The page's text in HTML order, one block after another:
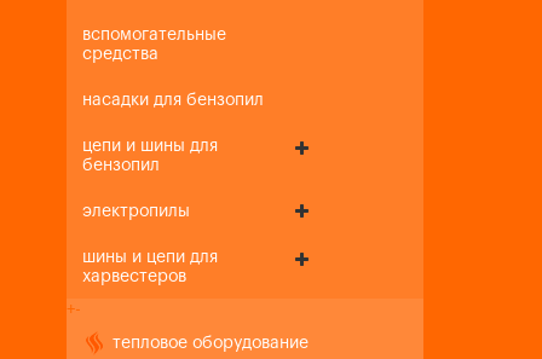
вспомогательные
средства
насадки для бензопил
цепи и шины для
бензопил
электропилы
шины и цепи для
харвестеров
+-
тепловое оборудование